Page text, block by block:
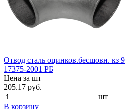
Отвод сталь оцинков.бесшовн.
17375-2001 РБ
Цена за шт
205.17 руб.
шт
В корзину